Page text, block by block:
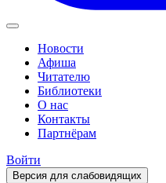
Новости
Афиша
Читателю
Библиотеки
О нас
Контакты
Партнёрам
Войти
Версия для слабовидящих